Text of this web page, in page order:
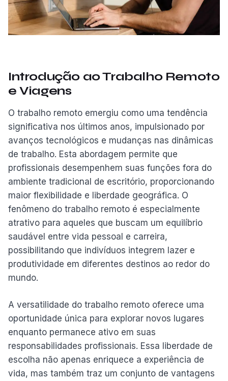
Introdução ao Trabalho Remoto
e Viagens
O trabalho remoto emergiu como uma tendência
significativa nos últimos anos, impulsionado por
avanços tecnológicos e mudanças nas dinâmicas
de trabalho. Esta abordagem permite que
profissionais desempenhem suas funções fora do
ambiente tradicional de escritório, proporcionando
maior flexibilidade e liberdade geográfica. O
fenômeno do trabalho remoto é especialmente
atrativo para aqueles que buscam um equilíbrio
saudável entre vida pessoal e carreira,
possibilitando que indivíduos integrem lazer e
produtividade em diferentes destinos ao redor do
mundo.
A versatilidade do trabalho remoto oferece uma
oportunidade única para explorar novos lugares
enquanto permanece ativo em suas
responsabilidades profissionais. Essa liberdade de
escolha não apenas enriquece a experiência de
vida, mas também traz um conjunto de vantagens